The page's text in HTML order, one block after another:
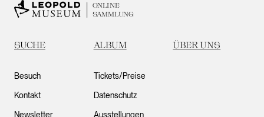
ONLINE
SAMMLUNG
SUCHE ALBUM ÜBER UNS
Besuch
Kontakt
Newsletter
Tickets/Preise
Datenschutz
Ausstellungen